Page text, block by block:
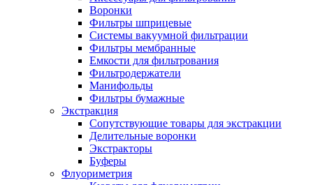
Воронки
Фильтры шприцевые
Системы вакуумной фильтрации
Фильтры мембранные
Емкости для фильтрования
Фильтродержатели
Манифольды
Фильтры бумажные
Экстракция
Сопутствующие товары для экстракции
Делительные воронки
Экстракторы
Буферы
Флуориметрия